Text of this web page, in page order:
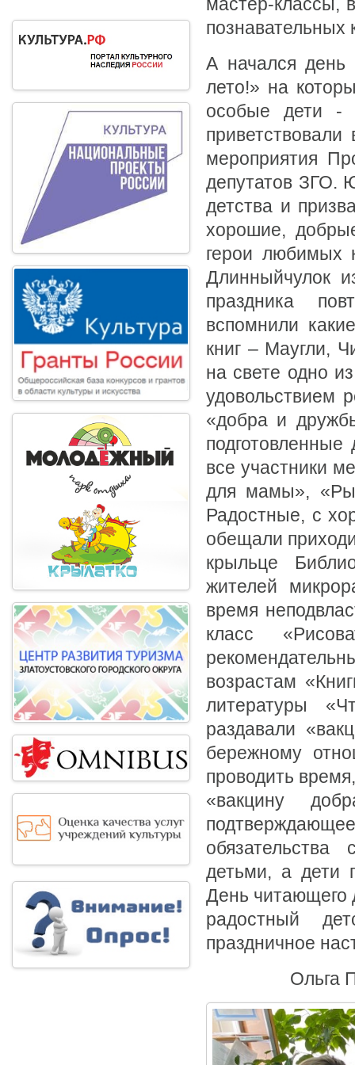
познавательных
А начался день
лето!» на
особые дети -
мероприятия
депутатов ЗГО.
детства и
хорошие,
герои любимых
Длинныйчулок
праздника
вспомнили
книг – Маугли,
на свете одно
удовольствием
«добра и
все участники
для мамы»,
Радостные, с
обещали
крыльце
жителей
время
класс
возрастам
литературы
раздавали
бережному
проводить
«вакцину
детьми, а дети
День читающего
радостный
праздничное
Ольга